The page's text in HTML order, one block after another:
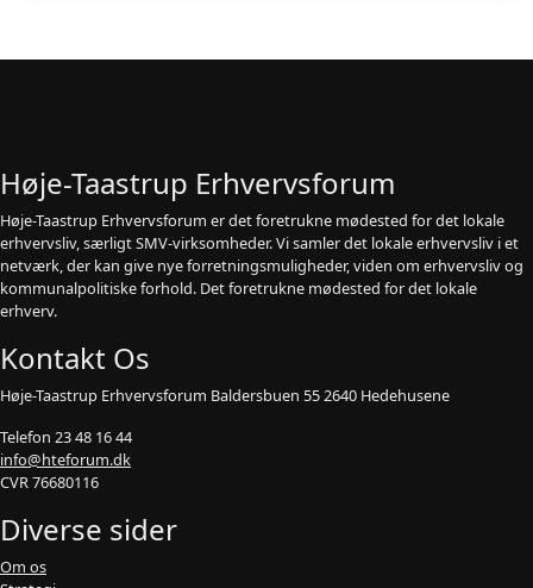
Høje-Taastrup Erhvervsforum
Høje-Taastrup Erhvervsforum er det foretrukne mødested for det lokale
erhvervsliv, særligt SMV-virksomheder. Vi samler det lokale erhvervsliv i et
netværk, der kan give nye forretningsmuligheder, viden om erhvervsliv og
kommunalpolitiske forhold. Det foretrukne mødested for det lokale
erhverv.
Kontakt Os
Høje-Taastrup Erhvervsforum Baldersbuen 55 2640 Hedehusene
Telefon 23 48 16 44
info@hteforum.dk
CVR 76680116
Diverse sider
Om os